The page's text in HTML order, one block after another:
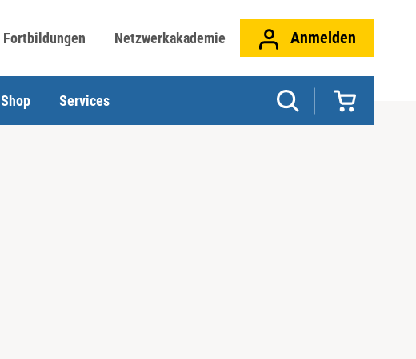
Fortbildungen Netzwerkakademie Anmelden
Shop Services